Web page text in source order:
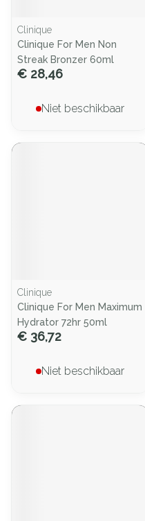
Clinique
Clinique For Men Non
Streak Bronzer 60ml
€ 28,46
Niet beschikbaar
Clinique
Clinique For Men Maximum
Hydrator 72hr 50ml
€ 36,72
Niet beschikbaar